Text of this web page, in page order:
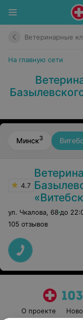
Ветеринарные
На главную сети
Минск3
4.7
ул. Чкалова 68 до
105 отзывов
О проекте